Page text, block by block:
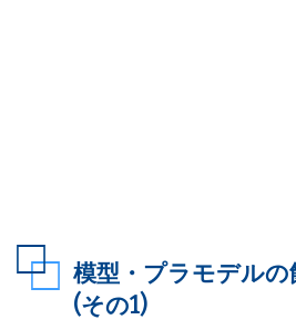
模型・プラモデルの
(その1)